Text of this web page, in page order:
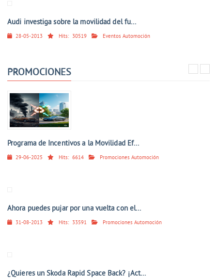
Audi investiga sobre la movilidad del fu...
28-05-2013 Hits: 30519 Eventos Automoción
PROMOCIONES
Programa de Incentivos a la Movilidad Ef...
29-06-2025 Hits: 6614 Promociones Automoción
Ahora puedes pujar por una vuelta con el...
31-08-2013 Hits: 33591 Promociones Automoción
¿Quieres un Skoda Rapid Space Back? ¡Act...